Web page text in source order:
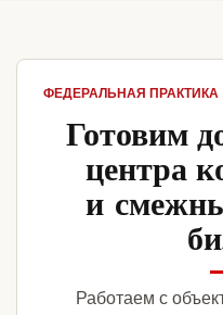
ФЕДЕРАЛЬНАЯ ПРАКТИКА
Готовим
центра
и
Работаем с